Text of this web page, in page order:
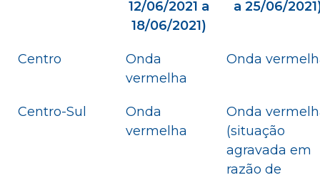
12/06/2021 a
18/06/2021)
a 25/06/
Centro
Onda
vermelha
Onda
Centro-Sul
Onda
vermelha
Onda
(situação
agravada em
razão de